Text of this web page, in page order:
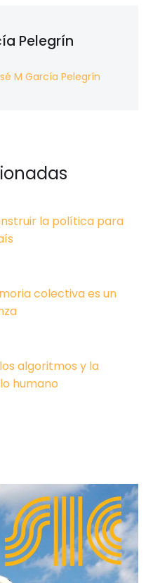
Pelegrín
M García Pelegrín
la política para
colectiva es un
algoritmos y la
humano